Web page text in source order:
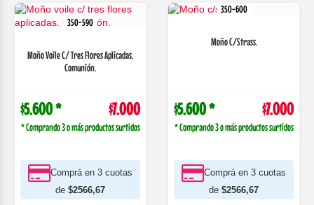
350-590
Moño Voile C/ Tres Flores Aplicadas.
Comunión.
$5.600 * $7.000
* Comprando 3 o más productos surtidos
Comprá en 3 cuotas
de $2566,67
350-600
Moño C/Strass.
$5.600 * $7.000
* Comprando 3 o más productos surtidos
Comprá en 3 cuotas
de $2566,67